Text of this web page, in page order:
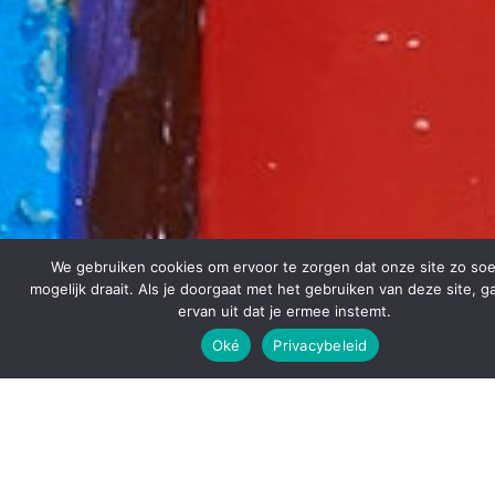
We gebruiken cookies om ervoor te zorgen dat onze site zo
mogelijk draait. Als je doorgaat met het gebruiken van deze site,
ervan uit dat je ermee instemt.
Oké
Privacybeleid